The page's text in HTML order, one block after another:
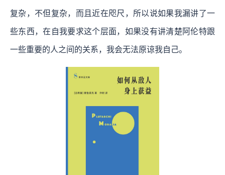
复杂，不但复杂，而且近在咫尺，所以说如果我漏讲了一
些东西，在自我要求这个层面，如果没有讲清楚阿伦特跟
一些重要的人之间的关系，我会无法原谅我自己。